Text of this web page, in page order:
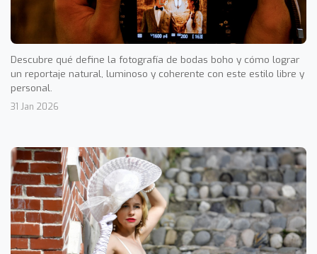
Descubre qué define la fotografía de bodas boho y cómo lograr
un reportaje natural, luminoso y coherente con este estilo libre y
personal.
31 Jan 2026